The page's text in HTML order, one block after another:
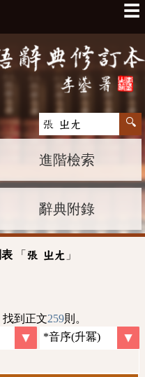
☰
進階檢索
辭典附錄
「 張 ㄓㄤ 」
找到正文259則。